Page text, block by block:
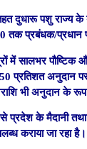
दुधारू पशु राज्य के
तक प्रबंधक/प्रधान
में सालभर
प्रतिशत अनुदान
भी अनुदान के
प्रदेश के मैदानी
कराया जा रहा